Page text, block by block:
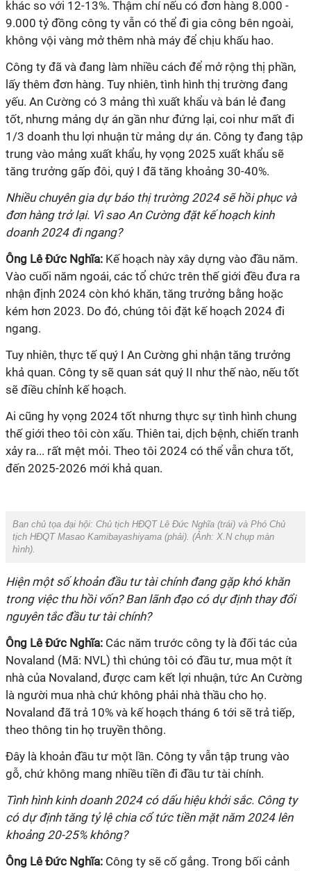
khác so với 12-13%. Thậm chí nếu có đơn hàng 8.000 -
9.000 tỷ đồng công ty vẫn có thể đi gia công bên ngoài,
không vội vàng mở thêm nhà máy để chịu khấu hao.
Công ty đã và đang làm nhiều cách để mở rộng thị phần,
lấy thêm đơn hàng. Tuy nhiên, tình hình thị trường đang
yếu. An Cường có 3 mảng thì xuất khẩu và bán lẻ đang
tốt, nhưng mảng dự án gần như đứng lại, coi như mất đi
1/3 doanh thu lợi nhuận từ mảng dự án. Công ty đang tập
trung vào mảng xuất khẩu, hy vọng 2025 xuất khẩu sẽ
tăng trưởng gấp đôi, quý I đã tăng khoảng 30-40%.
Nhiều chuyên gia dự báo thị trường 2024 sẽ hồi phục và
đơn hàng trở lại. Vì sao An Cường đặt kế hoạch kinh
doanh 2024 đi ngang?
Ông Lê Đức Nghĩa: Kế hoạch này xây dựng vào đầu năm.
Vào cuối năm ngoái, các tổ chức trên thế giới đều đưa ra
nhận định 2024 còn khó khăn, tăng trưởng bằng hoặc
kém hơn 2023. Do đó, chúng tôi đặt kế hoạch 2024 đi
ngang.
Tuy nhiên, thực tế quý I An Cường ghi nhận tăng trưởng
khả quan. Công ty sẽ quan sát quý II như thế nào, nếu tốt
sẽ điều chỉnh kế hoạch.
Ai cũng hy vọng 2024 tốt nhưng thực sự tình hình chung
thế giới theo tôi còn xấu. Thiên tai, dịch bệnh, chiến tranh
xảy ra... rất mệt mỏi. Theo tôi 2024 có thể vẫn chưa tốt,
đến 2025-2026 mới khả quan.
Ban chủ tọa đại hội: Chủ tịch HĐQT Lê Đức Nghĩa (trái) và Phó Chủ
tịch HĐQT Masao Kamibayashiyama (phải). (Ảnh: X.N chụp màn
hình).
Hiện một số khoản đầu tư tài chính đang gặp khó khăn
trong việc thu hồi vốn? Ban lãnh đạo có dự định thay đổi
nguyên tắc đầu tư tài chính?
Ông Lê Đức Nghĩa: Các năm trước công ty là đối tác của
Novaland (Mã: NVL) thì chúng tôi có đầu tư, mua một ít
nhà của Novaland, được cam kết lợi nhuận, tức An Cường
là người mua nhà chứ không phải nhà thầu cho họ.
Novaland đã trả 10% và kế hoạch tháng 6 tới sẽ trả tiếp,
theo thông tin họ truyền thông.
Đây là khoản đầu tư một lần. Công ty vẫn tập trung vào
gỗ, chứ không mang nhiều tiền đi đầu tư tài chính.
Tình hình kinh doanh 2024 có dấu hiệu khởi sắc. Công ty
có dự định tăng tỷ lệ chia cổ tức tiền mặt năm 2024 lên
khoảng 20-25% không?
Ông Lê Đức Nghĩa: Công ty sẽ cố gắng. Trong bối cảnh